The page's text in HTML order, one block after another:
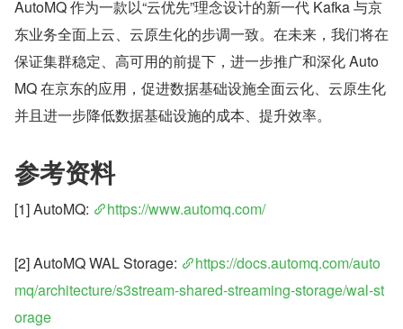
AutoMQ 作为一款以“云优先”理念设计的新一代 Kafka 与京
东业务全面上云、云原生化的步调一致。在未来，我们将在
保证集群稳定、高可用的前提下，进一步推广和深化 Auto
MQ 在京东的应用，促进数据基础设施全面云化、云原生化
并且进一步降低数据基础设施的成本、提升效率。
参考资料
[1] AutoMQ: https://www.automq.com/
[2] AutoMQ WAL Storage:
https://docs.automq.com/auto
mq/architecture/s3stream-shared-streaming-storage/wal-st
orage